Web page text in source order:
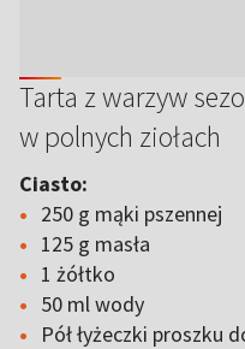
Tarta z warzyw
w polnych ziołach
Ciasto:
250 g mąki pszennej
125 g masła
1 żółtko
50 ml wody
Pół łyżeczki proszku